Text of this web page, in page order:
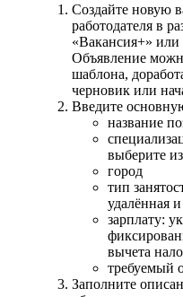
Создайте новую
работодателя в
«Вакансия+» или
Объявление
шаблона,
черновик или
Введите
название
выберите
город
тип
удалённая
зарплату:
вычета
требуемый
Заполните